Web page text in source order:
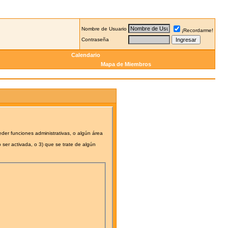
Nombre de Usuario
¡Recordarme!
Contraseña
Calendario
Mapa de Miembros
funciones administrativas, o algún área
activada, o 3) que se trate de algún